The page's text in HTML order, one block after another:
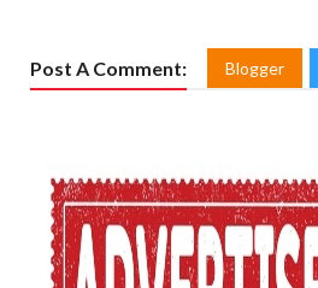
Post A Comment: Blogger